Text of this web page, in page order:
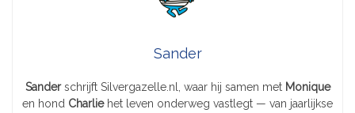
Sander
Sanderschrijft Silvergazelle.nl, waar hij samen met Monique
en hond Charliehet leven onderweg vastlegt — van jaarlijkse